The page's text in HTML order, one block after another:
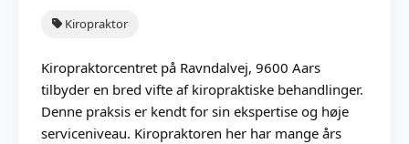
Kiropraktor
Kiropraktorcentret på Ravndalvej, 9600 Aars
tilbyder en bred vifte af kiropraktiske behandlinger.
Denne praksis er kendt for sin ekspertise og høje
serviceniveau. Kiropraktoren her har mange års